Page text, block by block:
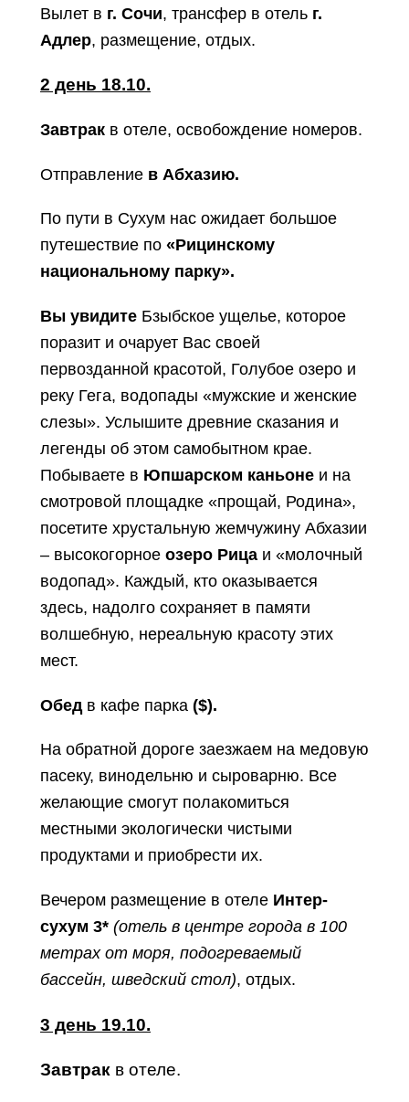
Вылет в г. Сочи, трансфер в отель г.
Адлер, размещение, отдых.
2 день 18.10.
Завтрак в отеле, освобождение номеров.
Отправление в Абхазию.
По пути в Сухум нас ожидает большое
путешествие по «Рицинскому
национальному парку».
Вы увидите Бзыбское ущелье, которое
поразит и очарует Вас своей
первозданной красотой, Голубое озеро и
реку Гега, водопады «мужские и женские
слезы». Услышите древние сказания и
легенды об этом самобытном крае.
Побываете в Юпшарском каньоне и на
смотровой площадке «прощай, Родина»,
посетите хрустальную жемчужину Абхазии
– высокогорное озеро Рица и «молочный
водопад». Каждый, кто оказывается
здесь, надолго сохраняет в памяти
волшебную, нереальную красоту этих
мест.
Обед в кафе парка ($).
На обратной дороге заезжаем на медовую
пасеку, винодельню и сыроварню. Все
желающие смогут полакомиться
местными экологически чистыми
продуктами и приобрести их.
Вечером размещение в отеле Интер-
сухум 3* (отель в центре города в 100
метрах от моря, подогреваемый
бассейн, шведский стол), отдых.
3 день 19.10.
Завтрак в отеле.